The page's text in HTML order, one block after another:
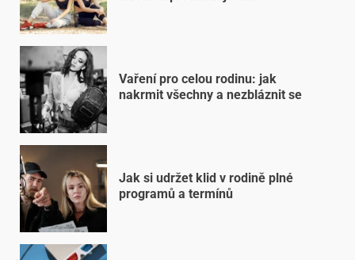
Vaření pro celou rodinu: jak
nakrmit všechny a nezbláznit se
Jak si udržet klid v rodině plné
programů a termínů